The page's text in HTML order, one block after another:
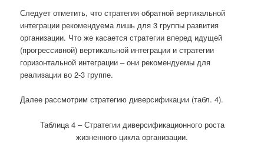
Следует отметить, что стратегия обратной вертикальной
интеграции рекомендуема лишь для 3 группы развития
организации. Что же касается стратегии вперед идущей
(прогрессивной) вертикальной интеграции и стратегии
горизонтальной интеграции – они рекомендуемы для
реализации во 2-3 группе.
Далее рассмотрим стратегию диверсификации (табл. 4).
Таблица 4 – Стратегии диверсификационного роста
жизненного цикла организации.